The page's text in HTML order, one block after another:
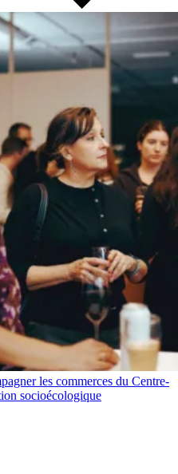
les commerces du Centre-
socioécologique